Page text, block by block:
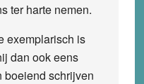
ter harte nemen.
exemplarisch is
dan ook eens
boeiend schrijven